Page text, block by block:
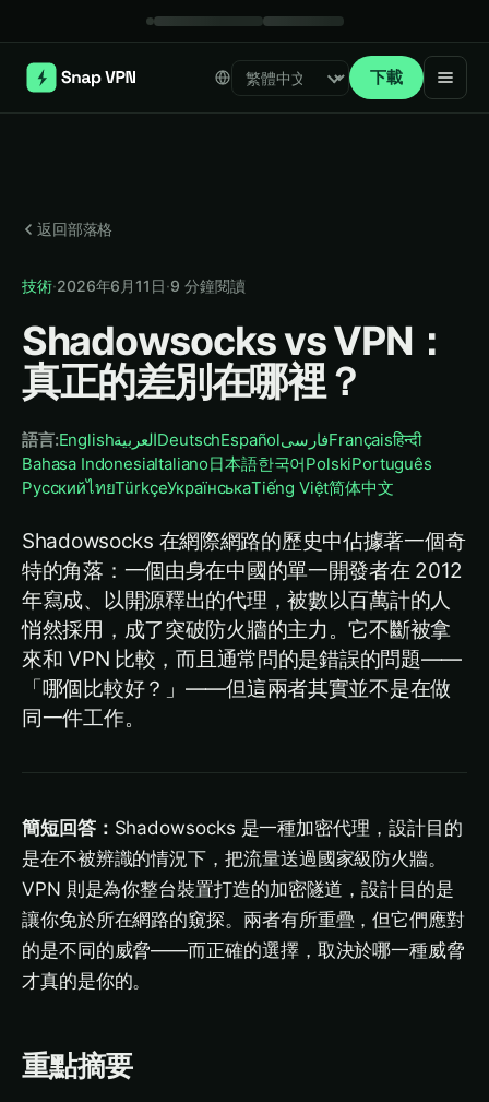
Select language 下載
返回部落格
技術·2026年6月11日·9 分鐘閱讀
Shadowsocks vs VPN：
真正的差別在哪裡？
語言:EnglishالعربيةDeutschEspañolفارسیFrançaisहिन्दी
Bahasa IndonesiaItaliano日本語한국어PolskiPortuguês
РусскийไทยTürkçeУкраїнськаTiếng Việt简体中文
Shadowsocks 在網際網路的歷史中佔據著一個奇
特的角落：一個由身在中國的單一開發者在 2012
年寫成、以開源釋出的代理，被數以百萬計的人
悄然採用，成了突破防火牆的主力。它不斷被拿
來和 VPN 比較，而且通常問的是錯誤的問題——
「哪個比較好？」——但這兩者其實並不是在做
同一件工作。
簡短回答： Shadowsocks 是一種加密代理，設計目的
是在不被辨識的情況下，把流量送過國家級防火牆。
VPN 則是為你整台裝置打造的加密隧道，設計目的是
讓你免於所在網路的窺探。兩者有所重疊，但它們應對
的是不同的威脅——而正確的選擇，取決於哪一種威脅
才真的是你的。
重點摘要